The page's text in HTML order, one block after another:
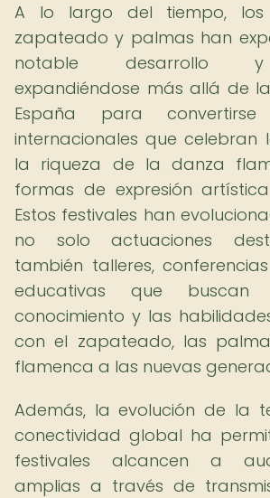
A lo largo del tiempo, los
zapateado y palmas han
notable desarrollo y
expandiéndose más allá de
España para
internacionales que celebran
la riqueza de la danza
formas de expresión
Estos festivales han
no solo actuaciones
también talleres,
educativas que buscan
conocimiento y las
con el zapateado, las
flamenca a las nuevas
Además, la evolución de la
conectividad global ha
festivales alcancen a
amplias a través de